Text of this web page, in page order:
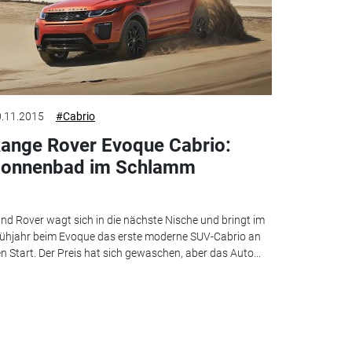
#Cabrio
Rover Evoque Cabrio:
im Schlamm
Rover wagt sich in die nächste Nische und bringt im
beim Evoque das erste moderne SUV-Cabrio an
Start. Der Preis hat sich gewaschen, aber das Auto...